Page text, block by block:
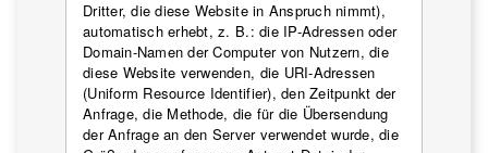
Dritter, die diese Website in Anspruch nimmt),
automatisch erhebt, z. B.: die IP-Adressen oder
Domain-Namen der Computer von Nutzern, die
diese Website verwenden, die URI-Adressen
(Uniform Resource Identifier), den Zeitpunkt der
Anfrage, die Methode, die für die Übersendung
der Anfrage an den Server verwendet wurde, die